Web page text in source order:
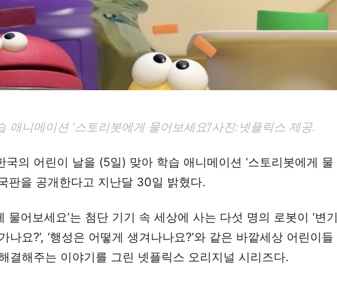
애니메이션 ‘스토리봇에게 물어보세요’/사진:넷플릭스 제공.
국의 어린이 날을 (5일) 맞아 학습 애니메이션 ‘스토리봇에게 물
판을 공개한다고 지난달 30일 밝혔다.
물어보세요’는 첨단 기기 속 세상에 사는 다섯 명의 로봇이 ‘변기
나요?’, ‘행성은 어떻게 생겨나나요?’와 같은 바깥세상 어린이들
결해주는 이야기를 그린 넷플릭스 오리지널 시리즈다.